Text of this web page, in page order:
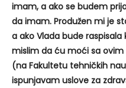
imam, a ako se budem
da imam. Produžen mi je
a ako Vlada bude
mislim da ću moći sa
(na Fakultetu tehničkih
ispunjavam uslove za